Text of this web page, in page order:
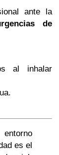
ante la
de
al inhalar
es el